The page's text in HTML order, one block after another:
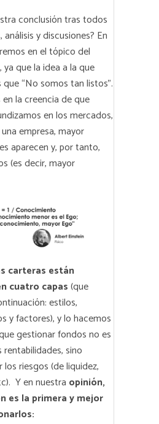
conclusión tras todos
y discusiones? En
en el tópico del
que la idea a la que
“No somos tan listos”.
la creencia de que
en los mercados,
empresa, mayor
aparecen y, por tanto,
(es decir, mayor
carteras están
cuatro capas(que
estilos,
y factores), y lo hacemos
gestionar fondos no es
sino
riesgos (de liquidez,
Y en nuestra opinión,
es la primera y mejor